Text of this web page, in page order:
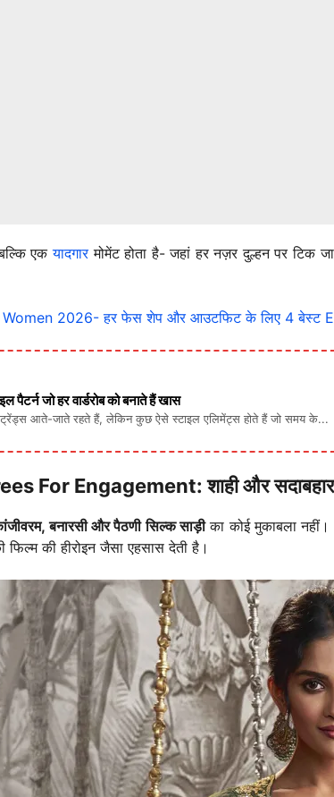
बल्कि एकयादगारमोमेंट होता है- जहां हर नज़र दुल्हन पर टिक
2026- हर फेस शेप और आउटफिट के लिए 4 बेस्ट
जो हर वार्डरोब को बनाते हैं खास
आते-जाते रहते हैं, लेकिन कुछ ऐसे स्टाइल एलिमेंट्स होते हैं जो समय के...
For Engagement: शाही और सदाबहार
बनारसी और पैठणी सिल्क साड़ीका कोई मुकाबला नहीं।
की हीरोइन जैसा एहसास देती है।